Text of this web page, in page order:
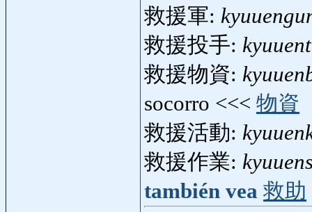
救援軍:
救援投手:
救援物資:
socorro <<< 物資
救援活動:
救援作業:
también vea 救助